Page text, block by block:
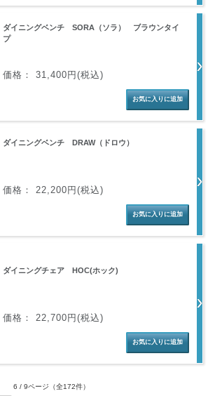
ダイニングベンチ SORA（ソラ） ブラウンタイ
プ
価格： 31,400円(税込)
ダイニングベンチ DRAW（ドロウ）
価格： 22,200円(税込)
ダイニングチェア HOC(ホック)
価格： 22,700円(税込)
6 / 9ページ （全172件）